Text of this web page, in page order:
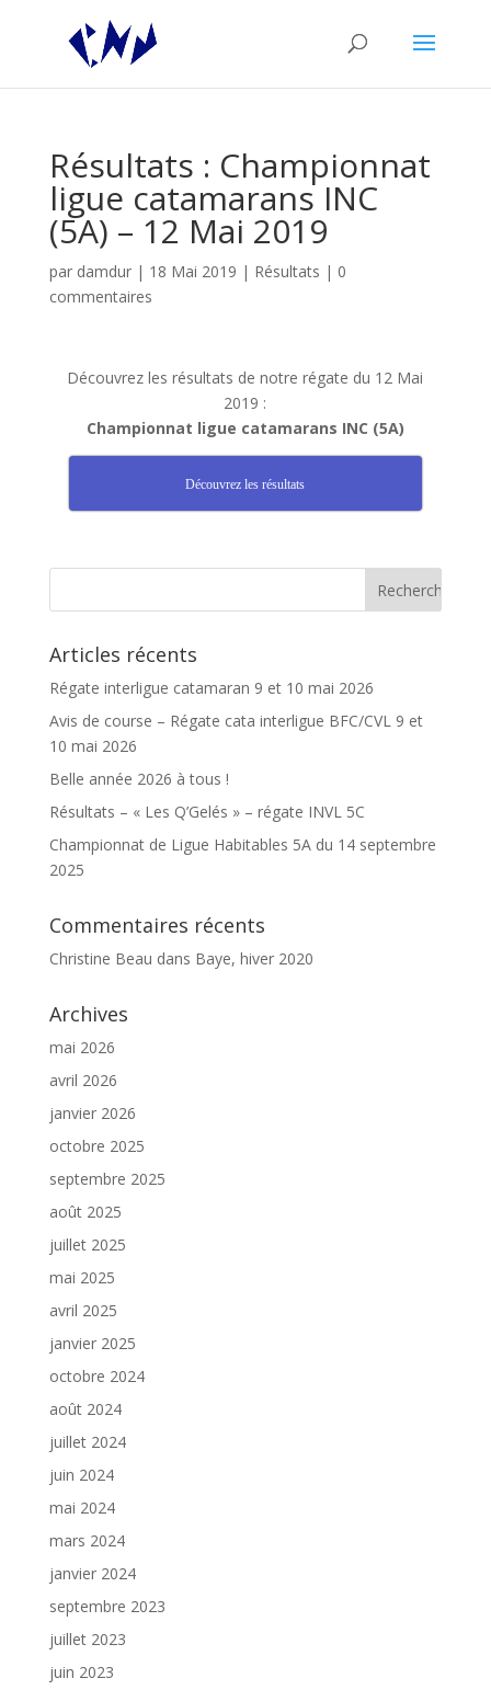
Résultats : Championnat
ligue catamarans INC
(5A) – 12 Mai 2019
par damdur| 18 Mai 2019 | Résultats | 0
commentaires
Découvrez les résultats de notre régate du 12 Mai
2019 :
Championnat ligue catamarans INC (5A)
Découvrez les résultats
Articles récents
Régate interligue catamaran 9 et 10 mai 2026
Avis de course – Régate cata interligue BFC/CVL 9 et
10 mai 2026
Belle année 2026 à tous !
Résultats – « Les Q’Gelés » – régate INVL 5C
Championnat de Ligue Habitables 5A du 14 septembre
2025
Commentaires récents
Christine Beau dans Baye, hiver 2020
Archives
mai 2026
avril 2026
janvier 2026
octobre 2025
septembre 2025
août 2025
juillet 2025
mai 2025
avril 2025
janvier 2025
octobre 2024
août 2024
juillet 2024
juin 2024
mai 2024
mars 2024
janvier 2024
septembre 2023
juillet 2023
juin 2023